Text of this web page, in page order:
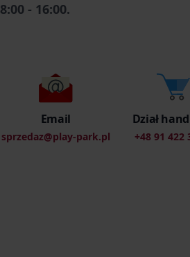
8:00 - 16:00.
Email
sprzedaz@play-park.pl
Dział
+48 91 422